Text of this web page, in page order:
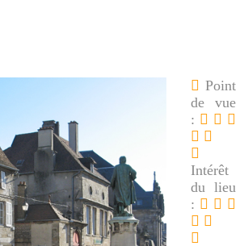
Point
de vue
:
Intérêt
du lieu
: